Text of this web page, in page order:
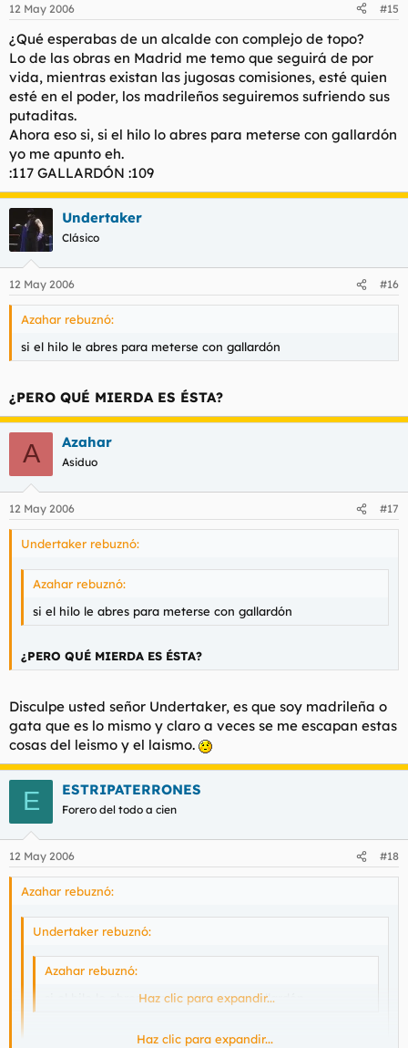
12 May 2006 #15
¿Qué esperabas de un alcalde con complejo de topo?
Lo de las obras en Madrid me temo que seguirá de por
vida, mientras existan las jugosas comisiones, esté quien
esté en el poder, los madrileños seguiremos sufriendo sus
putaditas.
Ahora eso si, si el hilo lo abres para meterse con gallardón
yo me apunto eh.
:117 GALLARDÓN :109
Undertaker
Clásico
12 May 2006 #16
Azahar rebuznó:
si el hilo le abres para meterse con gallardón
¿PERO QUÉ MIERDA ES ÉSTA?
A Azahar
Asiduo
12 May 2006 #17
Undertaker rebuznó:
Azahar rebuznó:
si el hilo le abres para meterse con gallardón
¿PERO QUÉ MIERDA ES ÉSTA?
Disculpe usted señor Undertaker, es que soy madrileña o
gata que es lo mismo y claro a veces se me escapan estas
cosas del leismo y el laismo.
E ESTRIPATERRONES
Forero del todo a cien
12 May 2006 #18
Azahar rebuznó:
Undertaker rebuznó:
Azahar rebuznó:
si el hilo le abres para meterse con gallardón
Haz clic para expandir...
¿PERO QUÉ MIERDA ES ÉSTA?
Haz clic para expandir...
Haz clic para expandir...